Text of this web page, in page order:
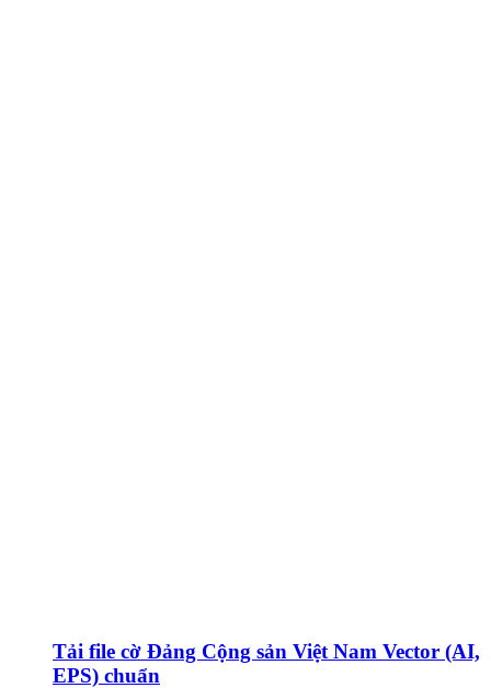
Tải file cờ Đảng Cộng sản Việt Nam Vector (AI,
EPS) chuẩn